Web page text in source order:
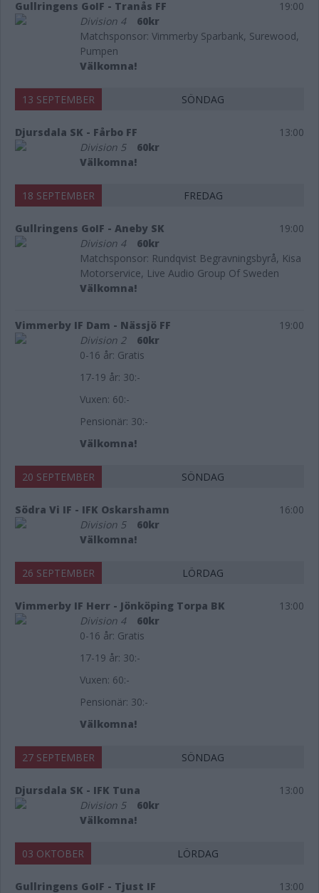
Gullringens GoIF - Tranås FF
19:00
Division 4
60kr
Matchsponsor: Vimmerby Sparbank, Surewood,
Pumpen
Välkomna!
13 SEPTEMBER SÖNDAG
Djursdala SK - Fårbo FF
13:00
Division 5
60kr
Välkomna!
18 SEPTEMBER FREDAG
Gullringens GoIF - Aneby SK
19:00
Division 4
60kr
Matchsponsor: Rundqvist Begravningsbyrå, Kisa
Motorservice, Live Audio Group Of Sweden
Välkomna!
Vimmerby IF Dam - Nässjö FF
19:00
Division 2
60kr
0-16 år: Gratis
17-19 år: 30:-
Vuxen: 60:-
Pensionär: 30:-
Välkomna!
20 SEPTEMBER SÖNDAG
Södra Vi IF - IFK Oskarshamn
16:00
Division 5
60kr
Välkomna!
26 SEPTEMBER LÖRDAG
Vimmerby IF Herr - Jönköping Torpa BK
13:00
Division 4
60kr
0-16 år: Gratis
17-19 år: 30:-
Vuxen: 60:-
Pensionär: 30:-
Välkomna!
27 SEPTEMBER SÖNDAG
Djursdala SK - IFK Tuna
13:00
Division 5
60kr
Välkomna!
03 OKTOBER LÖRDAG
Gullringens GoIF - Tjust IF
13:00